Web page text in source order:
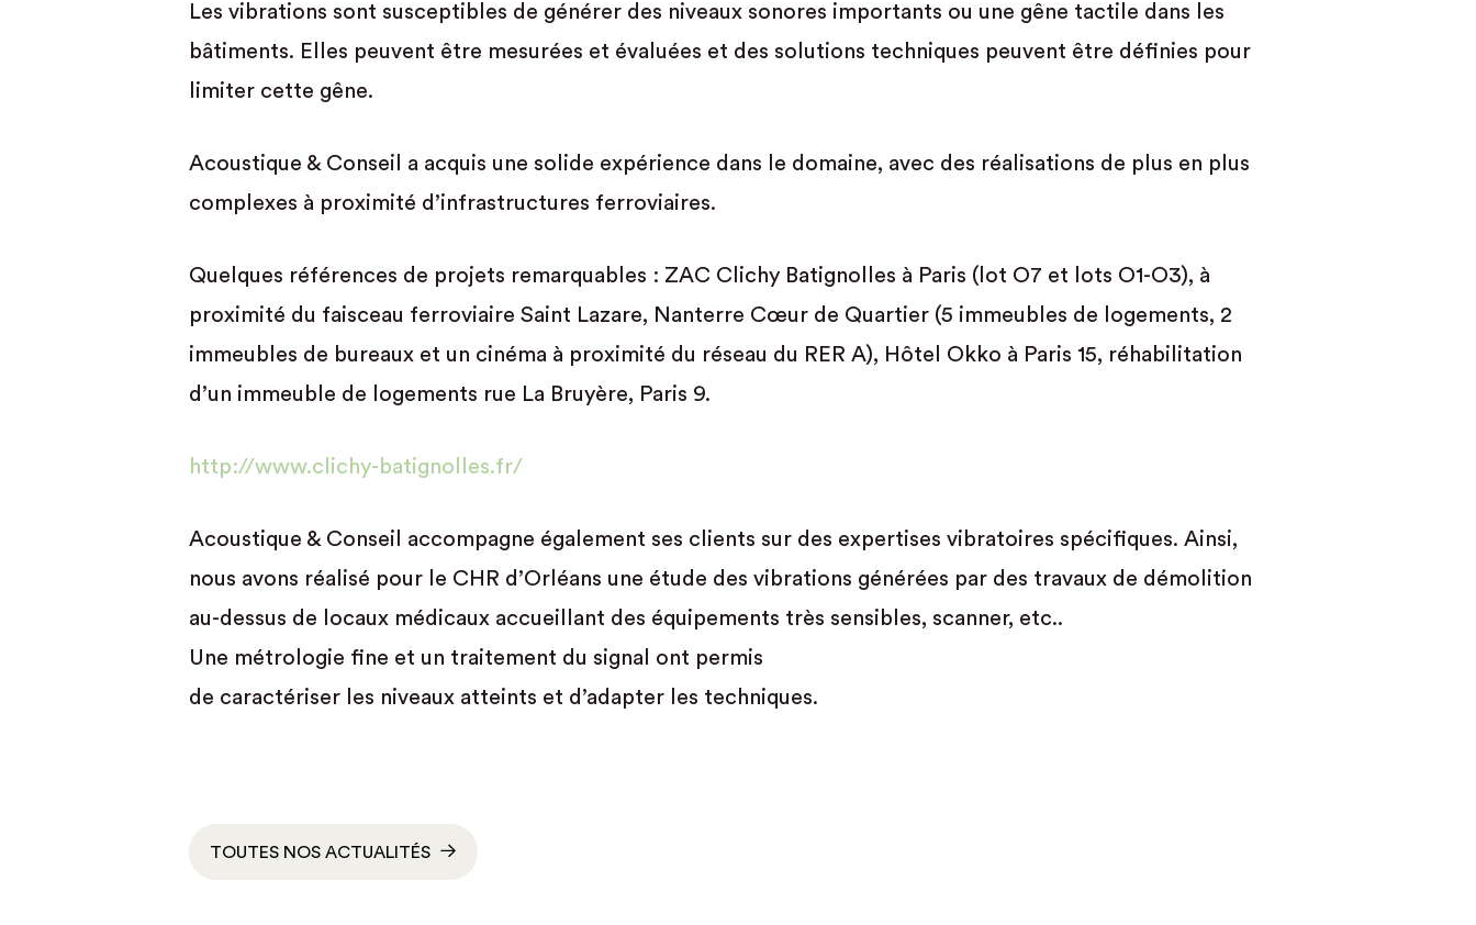
Les vibrations sont susceptibles de générer des niveaux sonores importants ou une gêne tactile dans les
bâtiments. Elles peuvent être mesurées et évaluées et des solutions techniques peuvent être définies pour
limiter cette gêne.
Acoustique & Conseil a acquis une solide expérience dans le domaine, avec des réalisations de plus en plus
complexes à proximité d’infrastructures ferroviaires.
Quelques références de projets remarquables : ZAC Clichy Batignolles à Paris (lot O7 et lots O1-O3), à
proximité du faisceau ferroviaire Saint Lazare, Nanterre Cœur de Quartier (5 immeubles de logements, 2
immeubles de bureaux et un cinéma à proximité du réseau du RER A), Hôtel Okko à Paris 15, réhabilitation
d’un immeuble de logements rue La Bruyère, Paris 9.
http://www.clichy-batignolles.fr/
Acoustique & Conseil accompagne également ses clients sur des expertises vibratoires spécifiques. Ainsi,
nous avons réalisé pour le CHR d’Orléans une étude des vibrations générées par des travaux de démolition
au-dessus de locaux médicaux accueillant des équipements très sensibles, scanner, etc..
Une métrologie fine et un traitement du signal ont permis
de caractériser les niveaux atteints et d’adapter les techniques.
TOUTES NOS ACTUALITÉS